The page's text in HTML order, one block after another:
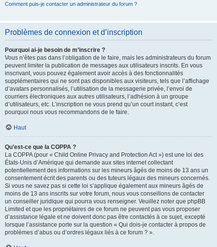
Comment puis-je contacter un administrateur du forum ?
Problèmes de connexion et d’inscription
Pourquoi ai-je besoin de m’inscrire ?
Vous n’êtes pas dans l’obligation de le faire, mais les administrateurs du forum
peuvent limiter la publication de messages aux utilisateurs inscrits. En vous
inscrivant, vous pouvez également avoir accès à des fonctionnalités
supplémentaires qui ne sont pas disponibles aux visiteurs, tels que l’affichage
d’avatars personnalisés, l’utilisation de la messagerie privée, l’envoi de
courriers électroniques aux autres utilisateurs, l’adhésion à un groupe
d’utilisateurs, etc. L’inscription ne vous prend qu’un court instant, c’est
pourquoi nous vous recommandons de le faire.
Haut
Qu’est-ce que la COPPA ?
La COPPA (pour « Child Online Privacy and Protection Act ») est une loi des
États-Unis d’Amérique qui demande aux sites internet collectant
potentiellement des informations sur les mineurs âgés de moins de 13 ans un
consentement écrit des parents ou des tuteurs légaux des mineurs concernés.
Si vous ne savez pas si cette loi s’applique également aux mineurs âgés de
moins de 13 ans inscrits sur votre forum, nous vous conseillons de contacter
un conseiller juridique qui pourra vous renseigner. Veuillez noter que phpBB
Limited et que les propriétaires de ce forum ne peuvent pas vous proposer
d’assistance légale et ne doivent donc pas être contactés à ce sujet, excepté
lorsque l’assistance porte sur la question « Qui dois-je contacter à propos de
problèmes d’abus ou d’ordres légaux liés à ce forum ? ».